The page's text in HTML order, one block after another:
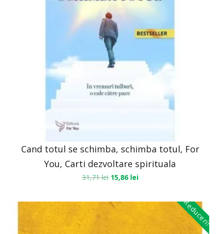
Cand totul se schimba, schimba totul, For
You, Carti dezvoltare spirituala
31,71lei 15,86 lei
Reduceri!